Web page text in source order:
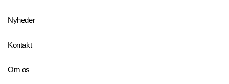
Nyheder
Kontakt
Om os